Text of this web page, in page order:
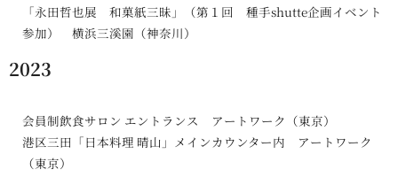
「永田哲也展 和菓紙三昧」（第１回 種手shutte企画イベント
参加） 横浜三溪園（神奈川）
2023
会員制飲食サロン エントランス アートワーク（東京）
港区三田「日本料理 晴山」メインカウンター内 アートワーク
（東京）